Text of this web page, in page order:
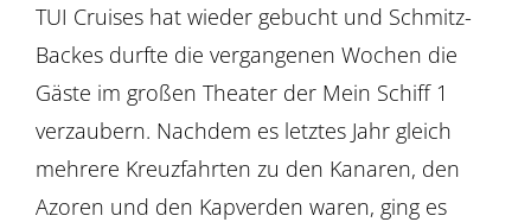
TUI Cruises hat wieder gebucht und Schmitz-
Backes durfte die vergangenen Wochen die
Gäste im großen Theater der Mein Schiff 1
verzaubern. Nachdem es letztes Jahr gleich
mehrere Kreuzfahrten zu den Kanaren, den
Azoren und den Kapverden waren, ging es